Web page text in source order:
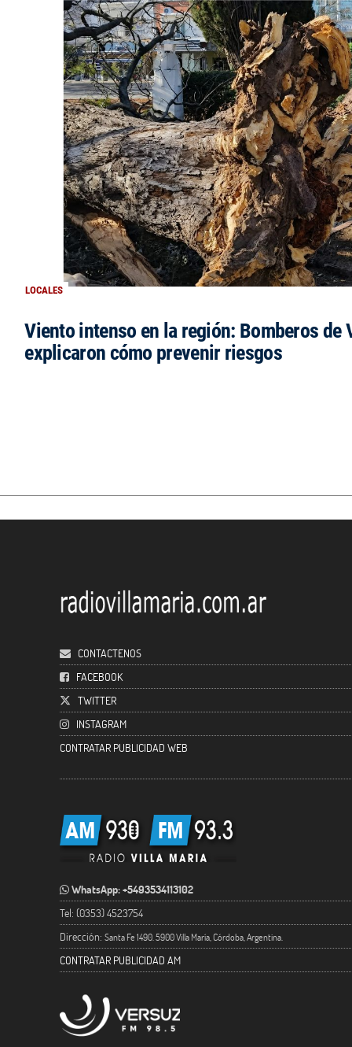
LOCALES
Viento intenso en la región: Bomberos de
explicaron cómo prevenir riesgos
CONTACTENOS
FACEBOOK
TWITTER
INSTAGRAM
CONTRATAR PUBLICIDAD WEB
WhatsApp: +5493534113102
Tel: (0353) 4523754
Dirección: Santa Fe 1490. 5900 Villa María, Córdoba, Argentina.
CONTRATAR PUBLICIDAD AM